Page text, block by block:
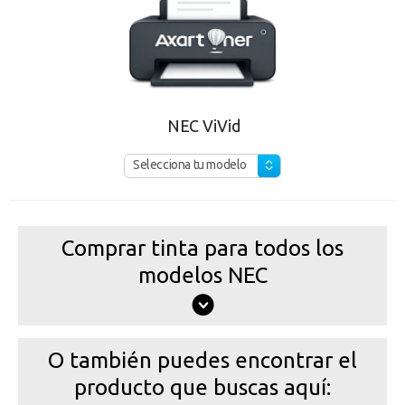
NEC ViVid
Selecciona tu modelo
Comprar tinta para todos los
modelos NEC
O también puedes encontrar el
producto que buscas aquí: